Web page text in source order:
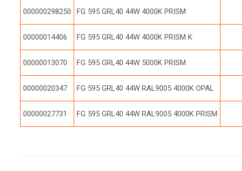
000000298250 FG 595 GRL40 44W 4000K PRISM
00000014406 FG 595 GRL40 44W 4000K PRISM K
00000013070 FG 595 GRL40 44W 5000K PRISM
00000020347 FG 595 GRL40 44W RAL9005 4000K OPAL
00000027731 FG 595 GRL40 44W RAL9005 4000K PRISM